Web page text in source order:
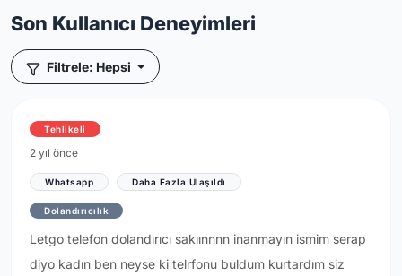
Son Kullanıcı Deneyimleri
Filtrele: Hepsi
Tehlikeli
2 yıl önce
Whatsapp Daha Fazla Ulaşıldı
Dolandırıcılık
Letgo telefon dolandırıcı sakıınnnn inanmayın ismim serap
diyo kadın ben neyse ki telrfonu buldum kurtardım siz